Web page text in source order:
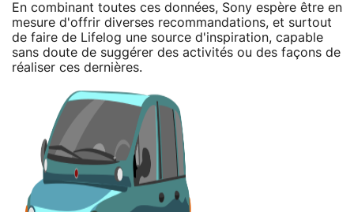
En combinant toutes ces données, Sony espère être en
mesure d'offrir diverses recommandations, et surtout
de faire de Lifelog une source d'inspiration, capable
sans doute de suggérer des activités ou des façons de
réaliser ces dernières.